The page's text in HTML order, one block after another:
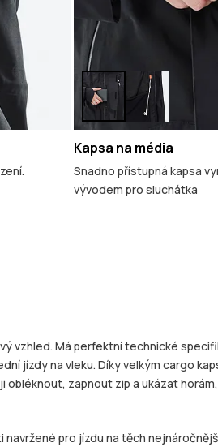
Kapsa na média
Snadno přístupná kapsa
vývodem pro sluchátka
vzhled. Má perfektní technické
jízdy na vleku. Díky velkým cargo
zapnout zip a ukázat
pro jízdu na těch